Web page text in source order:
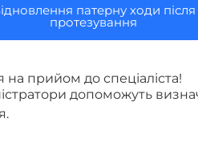
патерну ходи після
протезування
на прийом до спеціаліста!
допоможуть